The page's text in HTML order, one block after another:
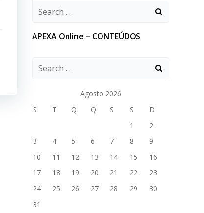
APEXA Online – CONTEÚDOS
Agosto 2026
S
T Q Q S S
D
1
2
3
4 5 6 7 8
9
10
11 12 13 14 15
16
17
18 19 20 21 22
23
24
25 26 27 28 29
30
31